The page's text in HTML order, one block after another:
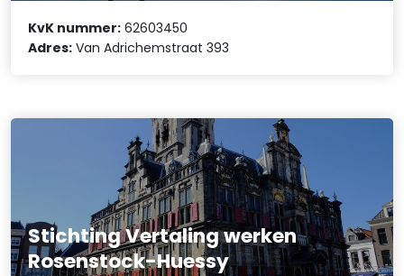
KvK nummer: 62603450
Adres: Van Adrichemstraat 393
Stichting Vertaling werken
Rosenstock-Huessy